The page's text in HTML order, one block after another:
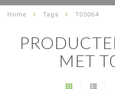
Home Tags T05064
MET